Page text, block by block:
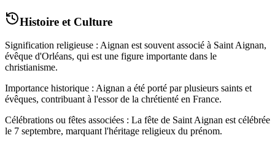
Histoire et Culture
Signification religieuse : Aignan est souvent associé à Saint Aignan,
évêque d'Orléans, qui est une figure importante dans le
christianisme.
Importance historique : Aignan a été porté par plusieurs saints et
évêques, contribuant à l'essor de la chrétienté en France.
Célébrations ou fêtes associées : La fête de Saint Aignan est célébrée
le 7 septembre, marquant l'héritage religieux du prénom.